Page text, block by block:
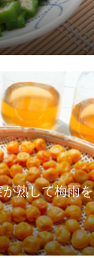
熟して梅雨を